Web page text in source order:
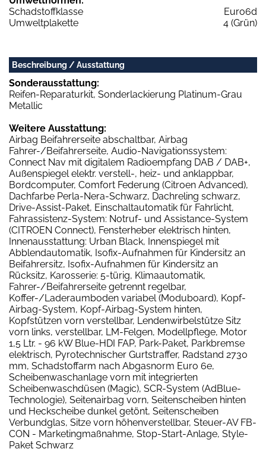
Schadstoffklasse
Euro6d
Umweltplakette
4 (Grün)
Beschreibung / Ausstattung
Sonderausstattung:
Reifen-Reparaturkit, Sonderlackierung Platinum-Grau
Metallic
Weitere Ausstattung:
Airbag Beifahrerseite abschaltbar, Airbag
Fahrer-/Beifahrerseite, Audio-Navigationssystem:
Connect Nav mit digitalem Radioempfang DAB / DAB+,
Außenspiegel elektr. verstell-, heiz- und anklappbar,
Bordcomputer, Comfort Federung (Citroen Advanced),
Dachfarbe Perla-Nera-Schwarz, Dachreling schwarz,
Drive-Assist-Paket, Einschaltautomatik für Fahrlicht,
Fahrassistenz-System: Notruf- und Assistance-System
(CITROEN Connect), Fensterheber elektrisch hinten,
Innenausstattung: Urban Black, Innenspiegel mit
Abblendautomatik, Isofix-Aufnahmen für Kindersitz an
Beifahrersitz, Isofix-Aufnahmen für Kindersitz an
Rücksitz, Karosserie: 5-türig, Klimaautomatik,
Fahrer-/Beifahrerseite getrennt regelbar,
Koffer-/Laderaumboden variabel (Moduboard), Kopf-
Airbag-System, Kopf-Airbag-System hinten,
Kopfstützen vorn verstellbar, Lendenwirbelstütze Sitz
vorn links, verstellbar, LM-Felgen, Modellpflege, Motor
1,5 Ltr. - 96 kW Blue-HDI FAP, Park-Paket, Parkbremse
elektrisch, Pyrotechnischer Gurtstraffer, Radstand 2730
mm, Schadstoffarm nach Abgasnorm Euro 6e,
Scheibenwaschanlage vorn mit integrierten
Scheibenwaschdüsen (Magic), SCR-System (AdBlue-
Technologie), Seitenairbag vorn, Seitenscheiben hinten
und Heckscheibe dunkel getönt, Seitenscheiben
Verbundglas, Sitze vorn höhenverstellbar, Steuer-AV FB-
CON - Marketingmaßnahme, Stop-Start-Anlage, Style-
Paket Schwarz